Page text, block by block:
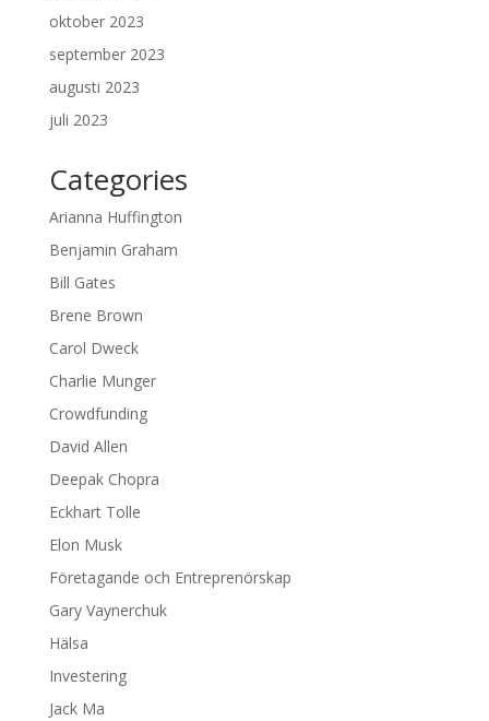
oktober 2023
september 2023
augusti 2023
juli 2023
Categories
Arianna Huffington
Benjamin Graham
Bill Gates
Brene Brown
Carol Dweck
Charlie Munger
Crowdfunding
David Allen
Deepak Chopra
Eckhart Tolle
Elon Musk
Företagande och Entreprenörskap
Gary Vaynerchuk
Hälsa
Investering
Jack Ma